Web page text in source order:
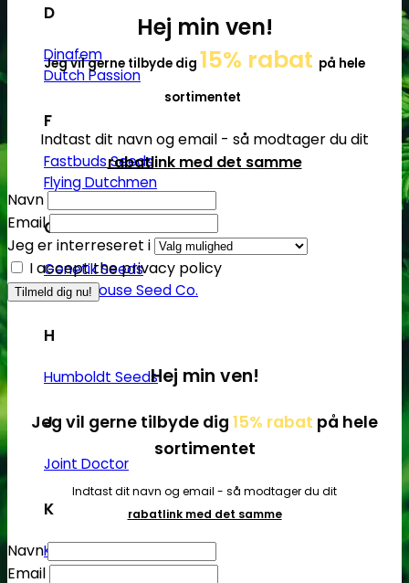
D
Dinafem
Dutch Passion
F
Fastbuds Seeds
Flying Dutchmen
G
Genetik Seeds
Green House Seed Co.
H
Humboldt Seeds
J
Joint Doctor
K
Kannabia
Hej min ven!
Jeg vil gerne tilbyde dig 15% rabat på hele
sortimentet
Indtast dit navn og email - så modtager du dit
rabatlink med det samme
Navn
Email
Jeg er interreseret i
I accept the privacy policy
Hej min ven!
Jeg vil gerne tilbyde dig 15% rabat på hele
sortimentet
Indtast dit navn og email - så modtager du dit
rabatlink med det samme
Navn
Email